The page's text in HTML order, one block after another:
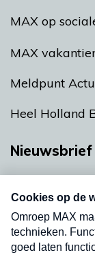
MAX op
MAX
Meldpunt
Heel Holland
Nieuwsbrief
nieuwsbrief.
uw mailbox.